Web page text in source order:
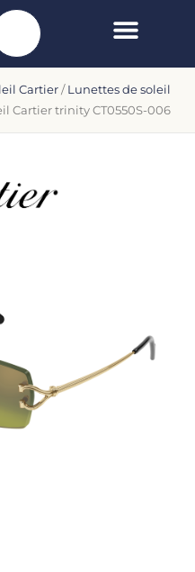
Cartier/Lunettes de soleil
Cartier trinity CT0550S-006